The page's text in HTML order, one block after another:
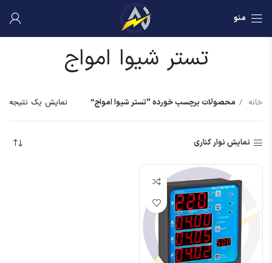
منو
تستر شیوا امواج
خانه محصولات برچسب خورده “تستر شیوا امواج” نمایش یک نتیجه
نمایش نوار کناری